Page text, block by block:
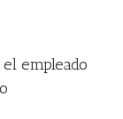
empleado